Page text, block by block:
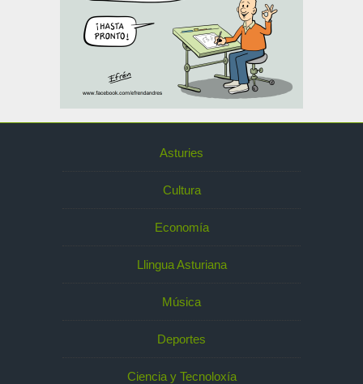
Asturies
Cultura
Economía
Llingua Asturiana
Música
Deportes
Ciencia y Tecnoloxía